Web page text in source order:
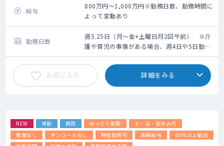
内科の常勤医全員が訪問診療を行っていま
す。
給与
800万円～1,000万円※勤務日数、勤務時間に
よって変動あり
勤務日数
週5.25日（月～金+土曜日月2回午前） ※介
護や育児の事情がある場合、週4日や5日勤務
も相談可能
お気に入り 詳細をみる
NEW 常勤 病院 ゆったり勤務
土・日・祝休み可
残業なし
オンコールなし 時短勤務可 高額給与
60代以上歓迎